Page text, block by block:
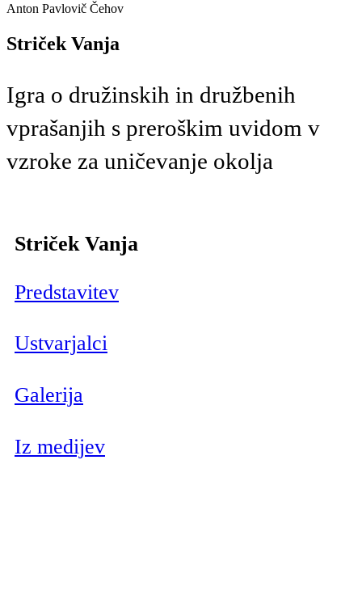
Anton Pavlovič Čehov
Striček Vanja
Igra o družinskih in družbenih
vprašanjih s preroškim uvidom v
vzroke za uničevanje okolja
Striček Vanja
Predstavitev
Ustvarjalci
Galerija
Iz medijev